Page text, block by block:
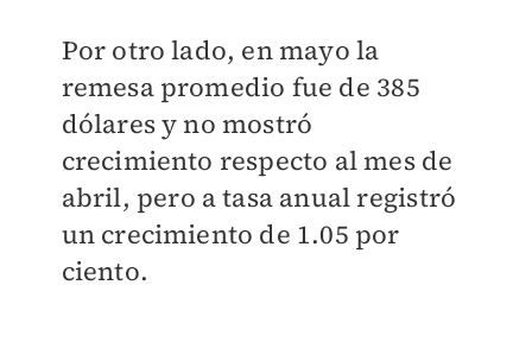
Por otro lado, en mayo la
remesa promedio fue de 385
dólares y no mostró
crecimiento respecto al mes de
abril, pero a tasa anual registró
un crecimiento de 1.05 por
ciento.